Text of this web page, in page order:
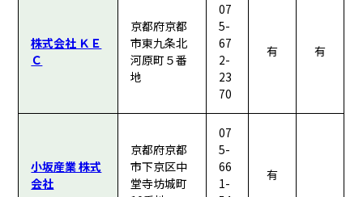
株式会社 ＫＥ
Ｃ
京都府京都
市東九条北
河原町５番
地
07
5-
67
2-
23
70
有 有
小坂産業 株式
会社
京都府京都
市下京区中
堂寺坊城町
07
5-
66
1-
有